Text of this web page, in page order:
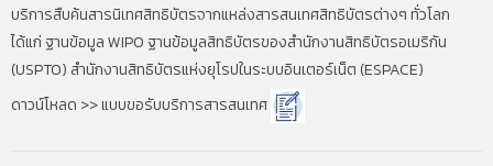
บริการสืบค้นสารนิเทศสิทธิบัตรจากแหล่งสารสนเทศสิทธิบัตรต่างๆ ทั่วโลก
ได้แก่ ฐานข้อมูล WIPO ฐานข้อมูลสิทธิบัตรของสำนักงานสิทธิบัตรอเมริกัน
(USPTO) สำนักงานสิทธิบัตรแห่งยุโรปในระบบอินเตอร์เน็ต (ESPACE)
ดาวน์โหลด >>แบบขอรับบริการสารสนเทศ